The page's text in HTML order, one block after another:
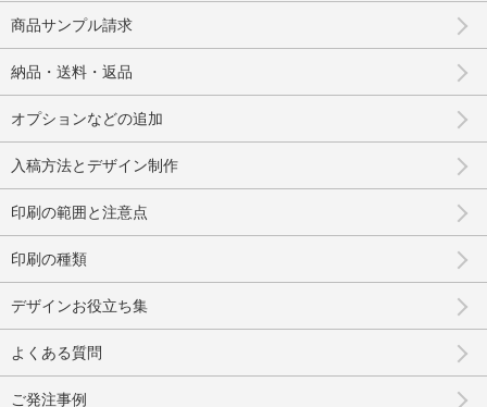
商品サンプル請求
納品・送料・返品
オプションなどの追加
入稿方法とデザイン制作
印刷の範囲と注意点
印刷の種類
デザインお役立ち集
よくある質問
ご発注事例